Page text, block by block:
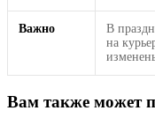
Важно
В
на
Вам также может